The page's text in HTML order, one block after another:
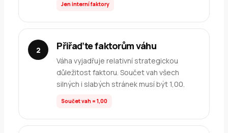
Jen interní faktory
Přiřaďte faktorům váhu
Váha vyjadřuje relativní strategickou
důležitost faktoru. Součet vah všech
silných i slabých stránek musí být 1,00.
Součet vah = 1,00